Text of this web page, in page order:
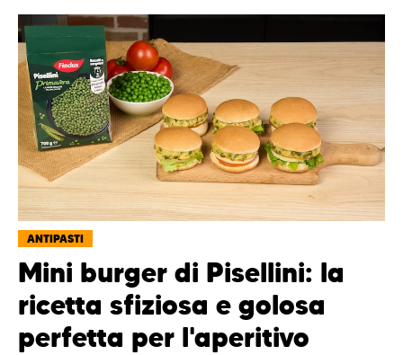
ANTIPASTI
Mini burger di Pisellini: la
ricetta sfiziosa e golosa
perfetta per l'aperitivo